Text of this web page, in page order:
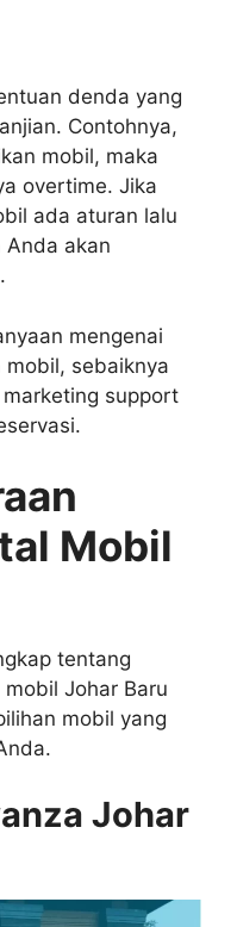
denda yang
Contohnya,
mobil, maka
overtime. Jika
ada aturan lalu
Anda akan
mengenai
sebaiknya
support
Mobil
tentang
Johar Baru
mobil yang
Johar